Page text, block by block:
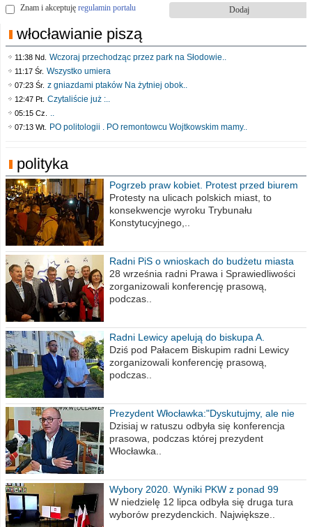
Znam i akceptuję regulamin portalu
włocławianie piszą
11:38 Nd. Wczoraj przechodząc przez park na Słodowie..
11:17 Śr. Wszystko umiera
07:23 Śr. z gniazdami ptaków Na żytniej obok..
12:47 Pt. Czytaliście już :..
05:15 Cz. ..
07:13 Wt. PO politologii . PO remontowcu Wojtkowskim mamy..
polityka
Pogrzeb praw kobiet. Protest przed biurem
poselskim PiS
Protesty na ulicach polskich miast, to
konsekwencje wyroku Trybunału
Konstytucyjnego,..
Radni PiS o wnioskach do budżetu miasta
na 2021 rok
28 września radni Prawa i Sprawiedliwości
zorganizowali konferencję prasową,
podczas..
Radni Lewicy apelują do biskupa A.
Wiesława Meringa
Dziś pod Pałacem Biskupim radni Lewicy
zorganizowali konferencję prasową,
podczas..
Prezydent Włocławka:"Dyskutujmy, ale nie
obrażajmy się”
Dzisiaj w ratuszu odbyła się konferencja
prasowa, podczas której prezydent
Włocławka..
Wybory 2020. Wyniki PKW z ponad 99
procent obwodów
W niedzielę 12 lipca odbyła się druga tura
wyborów prezydenckich. Największe..